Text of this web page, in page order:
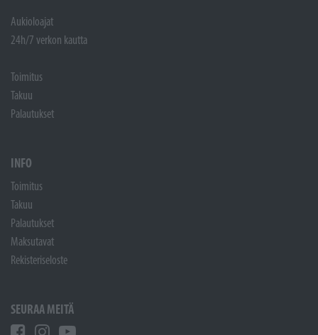
Aukioloajat
24h/7 verkon kautta
Toimitus
Takuu
Palautukset
INFO
Toimitus
Takuu
Palautukset
Maksutavat
Rekisteriseloste
SEURAA MEITÄ